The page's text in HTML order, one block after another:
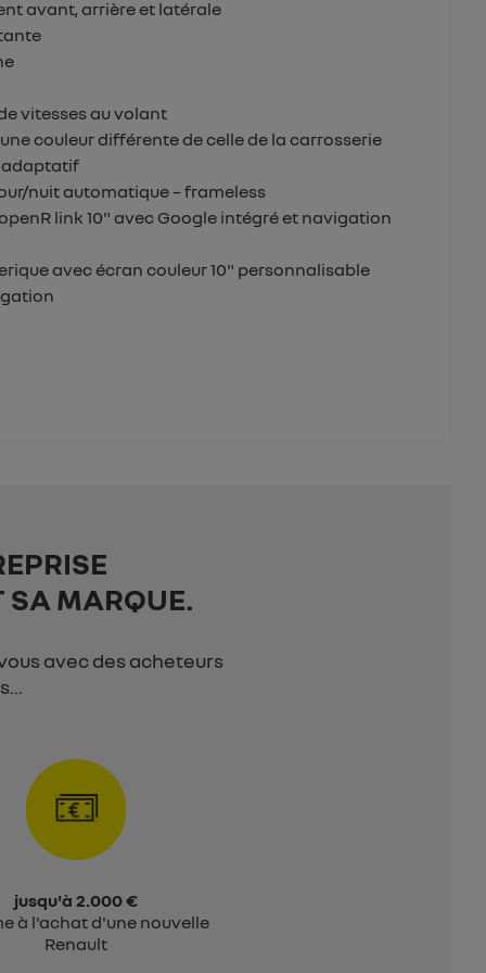
avant, arrière et latérale
vitesses au volant
couleur différente de celle de la carrosserie
adaptatif
nuit automatique – frameless
link 10" avec Google intégré et navigation
avec écran couleur 10" personnalisable
SA MARQUE.
avec des acheteurs
jusqu'à 2.000 €
à l'achat d'une nouvelle
Renault